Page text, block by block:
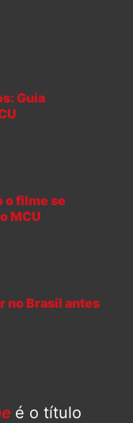
Guia
o filme se
MCU
no Brasil antes
é o título